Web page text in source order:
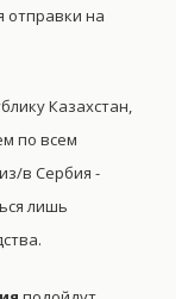
отправки на
Казахстан,
по всем
в Сербия -
лишь